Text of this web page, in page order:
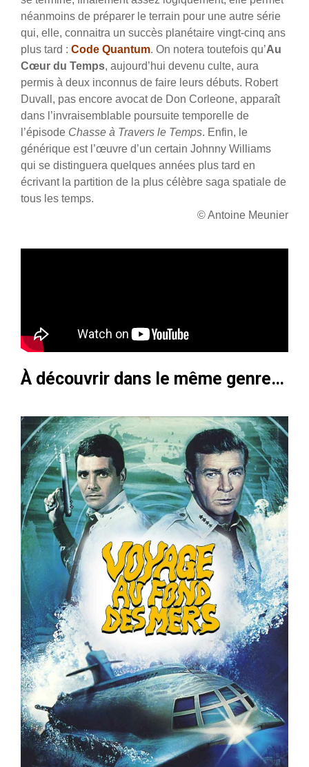
néanmoins de préparer le terrain pour une autre série
qui, elle, connaitra un succès planétaire vingt-cinq ans
plus tard : Code Quantum. On notera toutefois qu’Au
Cœur du Temps, aujourd’hui devenu culte, aura
permis à deux inconnus de faire leurs débuts. Robert
Duvall, pas encore avocat de Don Corleone, apparaît
dans l’invraisemblable poursuite temporelle de
l’épisode Chasse à Travers le Temps. Enfin, le
générique est l’œuvre d’un certain Johnny Williams
qui se distinguera quelques années plus tard en
écrivant la partition de la plus célèbre saga spatiale de
tous les temps.
© Antoine Meunier
À découvrir dans le même genre…